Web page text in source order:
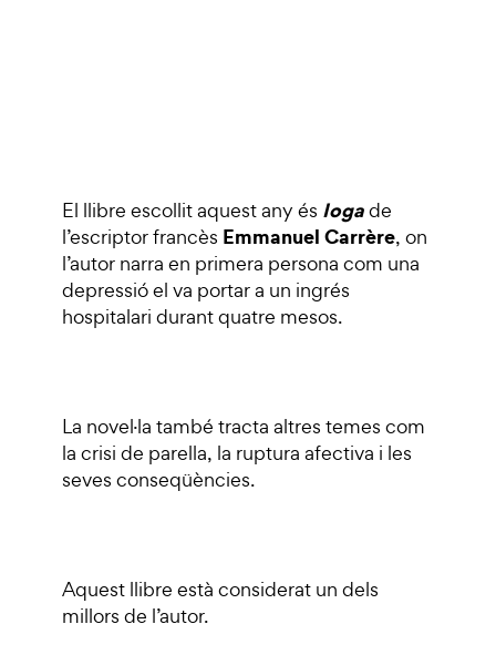
El llibre escollit aquest any és Iogade
l’escriptor francès Emmanuel Carrère, on
l’autor narra en primera persona com una
depressió el va portar a un ingrés
hospitalari durant quatre mesos.
La novel·la també tracta altres temes com
la crisi de parella, la ruptura afectiva i les
seves conseqüències.
Aquest llibre està considerat un dels
millors de l’autor.